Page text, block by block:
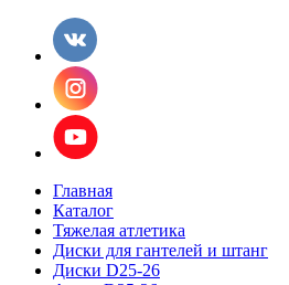
Главная
Каталог
Тяжелая атлетика
Диски для гантелей и штанг
Диски D25-26